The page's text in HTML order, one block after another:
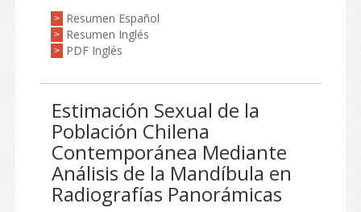
> Resumen Español
> Resumen Inglés
> PDF Inglés
Estimación Sexual de la
Población Chilena
Contemporánea Mediante
Análisis de la Mandíbula en
Radiografías Panorámicas